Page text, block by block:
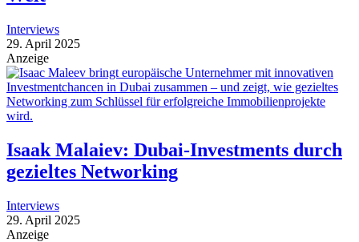
Interviews
29. April 2025
Anzeige
Isaak Malaiev: Dubai-Investments durch
gezieltes Networking
Interviews
29. April 2025
Anzeige